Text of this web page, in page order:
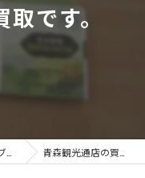
です。
グ 青森観光通店の買取です。